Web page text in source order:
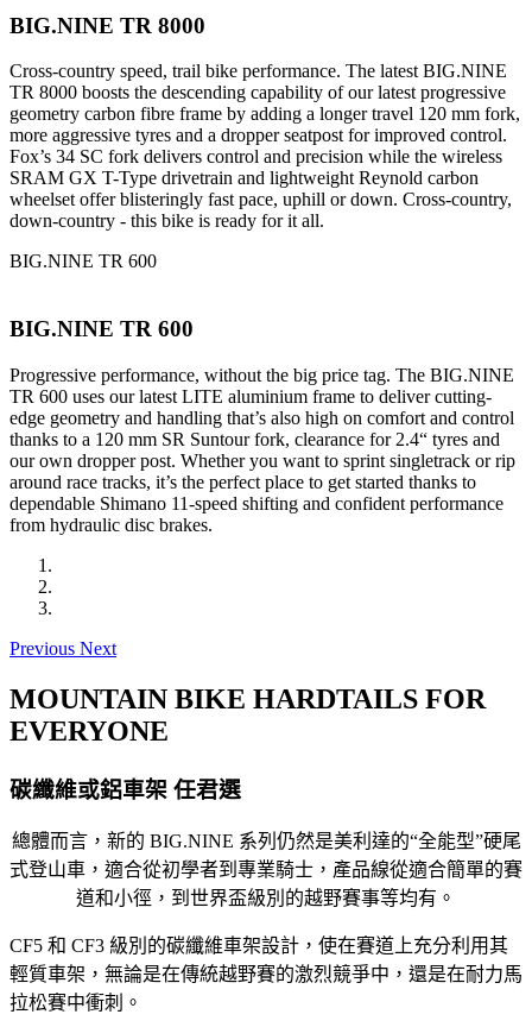
BIG.NINE TR 8000
Cross-country speed, trail bike performance. The latest BIG.NINE
TR 8000 boosts the descending capability of our latest progressive
geometry carbon fibre frame by adding a longer travel 120 mm fork,
more aggressive tyres and a dropper seatpost for improved control.
Fox’s 34 SC fork delivers control and precision while the wireless
SRAM GX T-Type drivetrain and lightweight Reynold carbon
wheelset offer blisteringly fast pace, uphill or down. Cross-country,
down-country - this bike is ready for it all.
BIG.NINE TR 600
BIG.NINE TR 600
Progressive performance, without the big price tag. The BIG.NINE
TR 600 uses our latest LITE aluminium frame to deliver cutting-
edge geometry and handling that’s also high on comfort and control
thanks to a 120 mm SR Suntour fork, clearance for 2.4“ tyres and
our own dropper post. Whether you want to sprint singletrack or rip
around race tracks, it’s the perfect place to get started thanks to
dependable Shimano 11-speed shifting and confident performance
from hydraulic disc brakes.
Previous Next
MOUNTAIN BIKE HARDTAILS FOR
EVERYONE
碳纖維或鋁車架 任君選
總體而言，新的 BIG.NINE 系列仍然是美利達的“全能型”硬尾
式登山車，適合從初學者到專業騎士，產品線從適合簡單的賽
道和小徑，到世界盃級別的越野賽事等均有。
CF5 和 CF3 級別的碳纖維車架設計，使在賽道上充分利用其
輕質車架，無論是在傳統越野賽的激烈競爭中，還是在耐力馬
拉松賽中衝刺。